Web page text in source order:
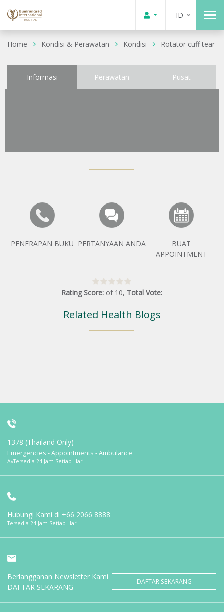
ID
Home Kondisi & Perawatan Kondisi Rotator cuff tear
Informasi Perawatan Pusat
PENERAPAN BUKU PERTANYAAN ANDA
BUAT
APPOINTMENT
Rating Score: of 10, Total Vote:
Related Health Blogs
1378 (Thailand Only)
Emergencies - Appointments - Ambulance
AvTersedia 24 Jam Setiap Hari
Hubungi Kami di +66 2066 8888
Tersedia 24 Jam Setiap Hari
Berlangganan Newsletter Kami
DAFTAR SEKARANG
DAFTAR SEKARANG